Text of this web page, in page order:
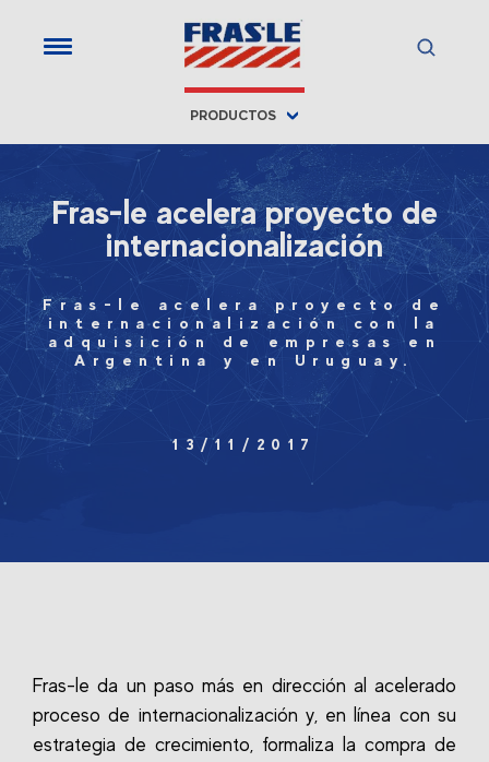
PRODUCTOS
Fras-le acelera proyecto de
internacionalización
Fras-le acelera proyecto de
internacionalización con la
adquisición de empresas en
Argentina y en Uruguay.
13/11/2017
Fras-le da un paso más en dirección al acelerado
proceso de internacionalización y, en línea con su
estrategia de crecimiento, formaliza la compra de